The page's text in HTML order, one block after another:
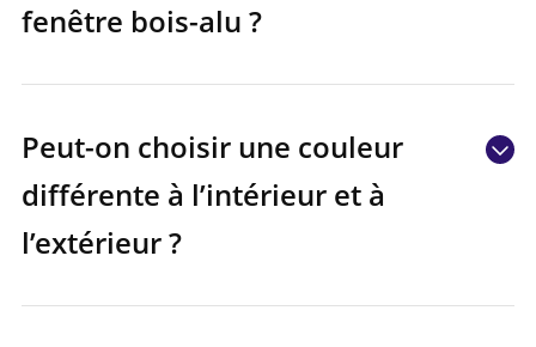
fenêtre bois-alu ?
Peut-on choisir une couleur
différente à l’intérieur et à
l’extérieur ?